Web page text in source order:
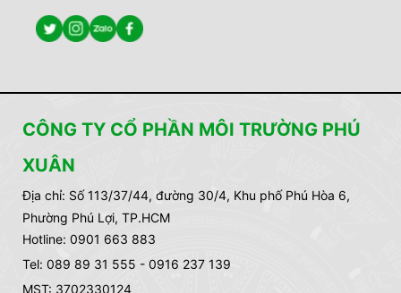
CÔNG TY CỔ PHẦN MÔI TRƯỜNG PHÚ
XUÂN
Địa chỉ: Số 113/37/44, đường 30/4, Khu phố Phú Hòa 6,
Phường Phú Lợi, TP.HCM
Hotline: 0901 663 883
Tel: 089 89 31 555 - 0916 237 139
MST: 3702330124